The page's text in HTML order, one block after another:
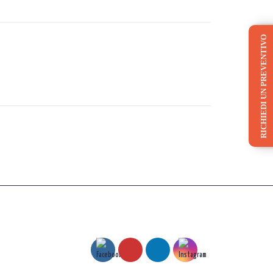
RICHIEDI UN PREVENTIVO